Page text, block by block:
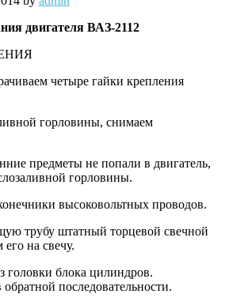
двигателя ВАЗ-2112
четыре гайки крепления
горловины, снимаем
предметы не попали в двигатель,
горловины.
высоковольтных проводов.
трубу штатный торцевой свечной
на свечу.
головки блока цилиндров.
последовательности.